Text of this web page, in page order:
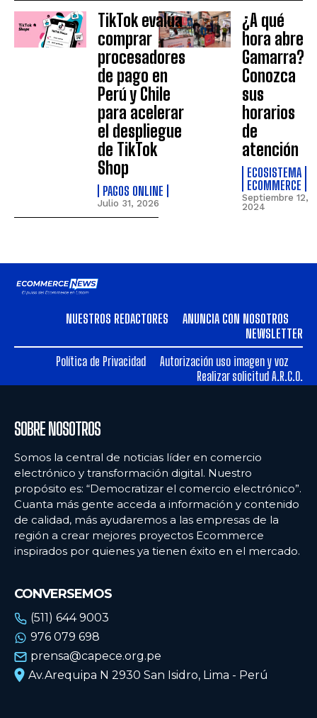
TikTok evalúa
comprar
procesadores
de pago en
Perú y Chile
para acelerar
el despliegue
de TikTok
Shop
PAGOS ONLINE
Julio 31, 2026
¿A qué
hora abre
Gamarra?
Conozca
sus
horarios
de
atención
ECOSISTEMA
ECOMMERCE
Septiembre 12,
2024
NUESTROS REDACTORES
ANUNCIA CON NOSOTROS
NEWSLETTER
Política de Privacidad
Autorización uso imagen y voz
Realizar solicitud A.R.C.O.
SOBRE NOSOTROS
Somos la central de noticias líder en comercio
electrónico y transformación digital. Nuestro
propósito es: “Democratizar el comercio electrónico”.
Cuanta más gente acceda a información y contenido
de calidad, más ayudaremos a las empresas de la
región a crear mejores proyectos Ecommerce
inspirados por quienes ya tienen éxito en el mercado.
CONVERSEMOS
(511) 644 9003
976 079 698
prensa@capece.org.pe
Av.Arequipa N 2930 San Isidro, Lima - Perú